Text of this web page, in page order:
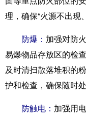
理，确保“火源不出现
防爆： 加强对防
易爆物品存放区的检
及时清扫散落堆积的
护和检查，确保随时
防触电： 加强用